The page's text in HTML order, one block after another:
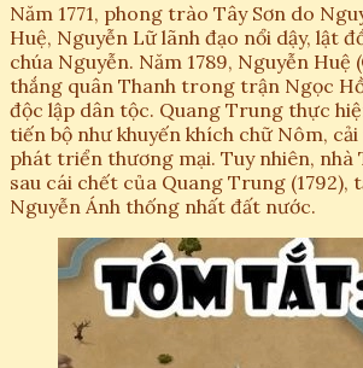
Năm 1771, phong trào Tây Sơn do
Huệ, Nguyễn Lữ lãnh đạo nổi dậy, lật
chúa Nguyễn. Năm 1789, Nguyễn Huệ
thắng quân Thanh trong trận Ngọc
độc lập dân tộc. Quang Trung thực
tiến bộ như khuyến khích chữ Nôm,
phát triển thương mại. Tuy nhiên, nhà
sau cái chết của Quang Trung (1792),
Nguyễn Ánh thống nhất đất nước.